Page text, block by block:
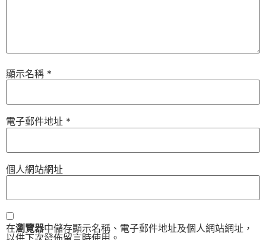
顯示名稱 *
電子郵件地址 *
個人網站網址
在瀏覽器中儲存顯示名稱、電子郵件地址及個人網站網址，
以供下次發佈留言時使用。